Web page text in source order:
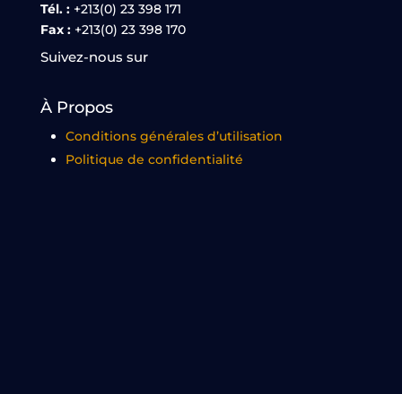
Tél. : +213(0) 23 398 171
Fax : +213(0) 23 398 170
Suivez-nous sur
À Propos
Conditions générales d’utilisation
Politique de confidentialité